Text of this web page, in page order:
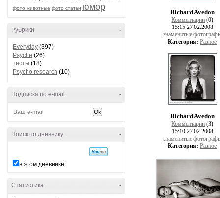
фото животные фото статьи юмор
-
Рубрики
Everyday (397)
Psyche (26)
тесты (18)
Psycho research (10)
-
Подписка по e-mail
-
Поиск по дневнику
в этом дневнике
-
Статистика
Richard Avedon
Комментарии (0)
15:15 27.02.2008
знаменитые
Категория: Разное
Richard Avedon
Комментарии (3)
15:10 27.02.2008
знаменитые
Категория: Разное